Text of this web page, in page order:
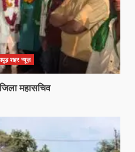
शहर न्यूज़
महासचिव